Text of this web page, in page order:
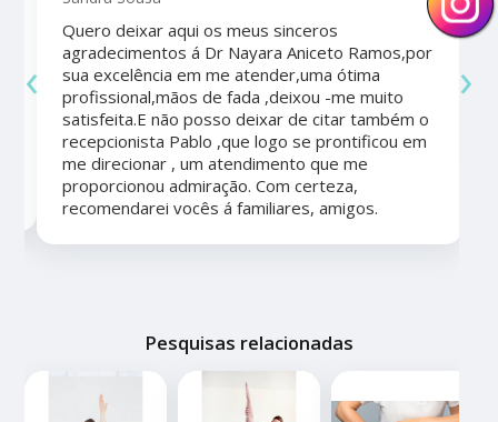
Quero deixar aqui os meus sinceros
agradecimentos á Dr Nayara Aniceto Ramos,por
sua excelência em me atender,uma ótima
profissional,mãos de fada ,deixou -me muito
satisfeita.E não posso deixar de citar também o
recepcionista Pablo ,que logo se prontificou em
me direcionar , um atendimento que me
proporcionou admiração. Com certeza,
recomendarei vocês á familiares, amigos.
‹ ›
Pesquisas relacionadas